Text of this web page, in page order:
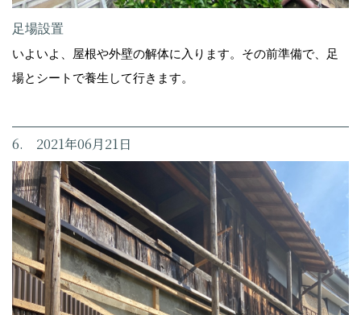
足場設置
いよいよ、屋根や外壁の解体に入ります。その前準備で、足
場とシートで養生して行きます。
6. 2021年06月21日